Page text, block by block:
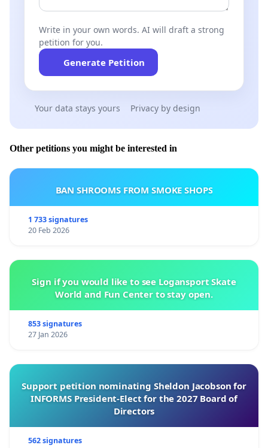
Write in your own words. AI will draft a strong
petition for you.
Generate Petition
Your data stays yours Privacy by design
Other petitions you might be interested in
BAN SHROOMS FROM SMOKE SHOPS
1 733 signatures
20 Feb 2026
Sign if you would like to see Logansport Skate
World and Fun Center to stay open.
853 signatures
27 Jan 2026
Support petition nominating Sheldon Jacobson for
INFORMS President-Elect for the 2027 Board of
Directors
562 signatures